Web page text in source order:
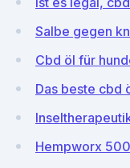
Salbe gegen
Cbd öl für
Das beste cbd
Hempworx